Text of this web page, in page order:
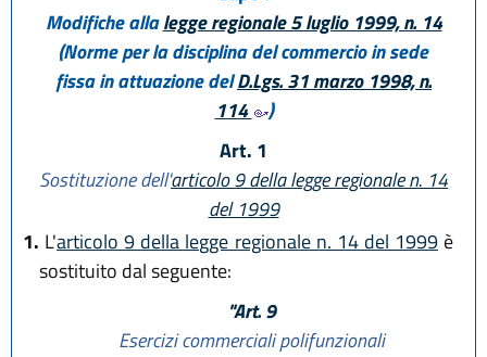
Modifiche allalegge regionale 5 luglio 1999, n. 14
(Norme per la disciplina del commercio in sede
fissa in attuazione delD.Lgs. 31 marzo 1998, n.
114
)
Art. 1
Sostituzione dell'articolo 9 della legge regionale n. 14
del 1999
1. L'articolo 9 della legge regionale n. 14 del 1999è
sostituito dal seguente:
"Art. 9
Esercizi commerciali polifunzionali